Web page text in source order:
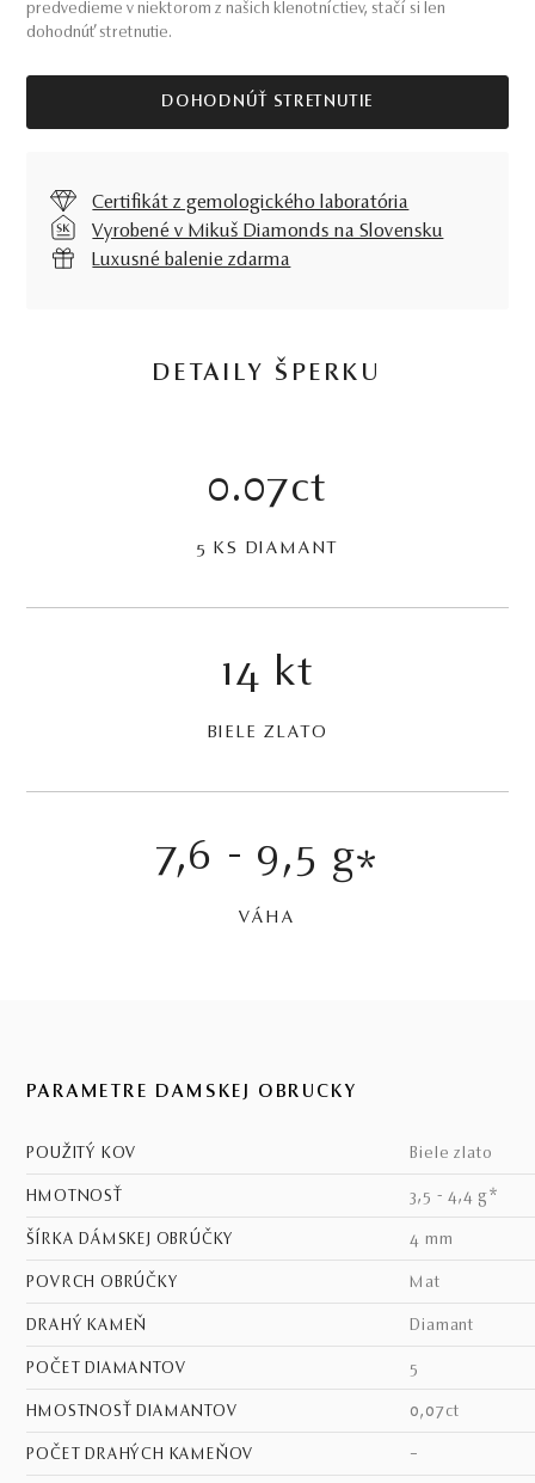
predvedieme v niektorom z našich klenotníctiev, stačí si len
dohodnúť stretnutie.
DOHODNÚŤ STRETNUTIE
Certifikát z gemologického laboratória
Vyrobené v Mikuš Diamonds na Slovensku
Luxusné balenie zdarma
DETAILY ŠPERKU
0.07ct
5 KS DIAMANT
14 kt
BIELE ZLATO
7,6 - 9,5 g*
VÁHA
PARAMETRE DÁMSKEJ OBRÚČKY
POUŽITÝ KOV biele zlato
HMOTNOSŤ 3,5 - 4,4 g*
ŠÍRKA DÁMSKEJ OBRÚČKY 4 mm
POVRCH OBRÚČKY mat
DRAHÝ KAMEŇ diamant
POČET DIAMANTOV 5
HMOSTNOSŤ DIAMANTOV 0,07ct
POČET DRAHÝCH KAMEŇOV –